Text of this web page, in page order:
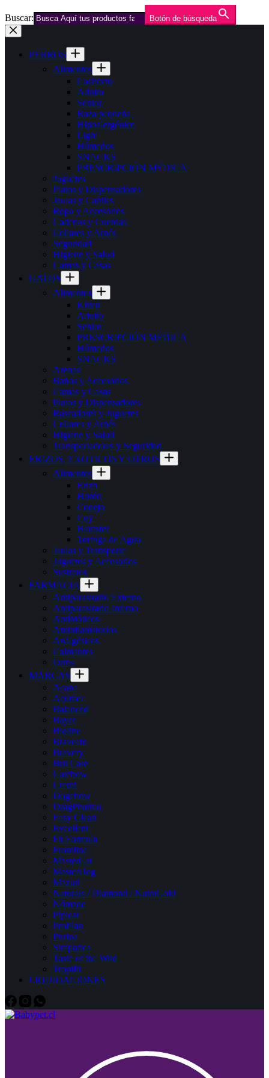
Buscar: Botón de búsqueda
Saltar
al
contenidoPERROS
Alimentos
Cachorro
Adulto
Senior
Raza pequeña
Hipoalergénico
Light
Húmedos
SNACKS
PRESCRIPCIÓN MÉDICA
Juguetes
Platos y Dispensadores
Jaulas y Caniles
Ropa y Accesorios
Cadenas y Cuerdas
Collares y Arnés
Seguridad
Higiene y Salud
Camas y Casas
GATOS
Alimentos
Kitten
Adulto
Senior
PRESCRIPCIÓN MÉDICA
Húmedos
SNACKS
Arenas
Baños y Accesorios
Camas y Casas
Platos y Dispensadores
Rascadores y Juguetes
Collares y Arnés
Higiene y Salud
Transportadores y Seguridad
ERIZOS, EXOTICOS Y OTROS
Alimentos
Erizo
Hurón
Conejo
Cuy
Hamster
Tortuga de Agua
Jaulas y Transporte
Juguetes y Accesorios
Sustratos
FARMACIA
Antiparasitario Externo
Antiparasitario Interno
Antibióticos
Antinflamatorios
Analgésicos
Calmantes
Otros
MARCAS
Acana
Acomer
Balanced
Bayer
Bioline
Bravecto
Bravery
Brit Care
Catchow
Cremi
Dogchow
DragPharma
Easy Clean
Excellent
Fit Formula
Frontline
MasterCat
MasterDog
Mazuri
Naturals / Diamond / NutraGold
Nómade
Pipicat
ProPlan
Purina
Simparica
Taste of the Wild
Tropifit
LIQUIDACIONES